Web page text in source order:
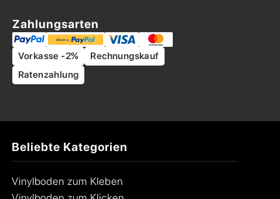
Zahlungsarten
Vorkasse -2%
Rechnungskauf
Ratenzahlung
Beliebte Kategorien
Vinylboden zum Kleben